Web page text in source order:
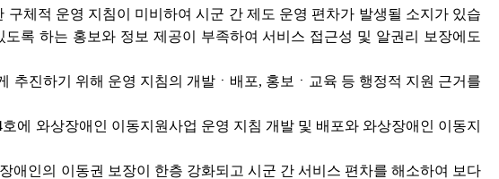
체적 운영 지침이 미비하여 시군 간 제도 운영 편차가 발생될 소지가 있습
록 하는 홍보와 정보 제공이 부족하여 서비스 접근성 및 알권리 보장에도
추진하기 위해 운영 지침의 개발ㆍ배포, 홍보ㆍ교육 등 행정적 지원 근거를
에 와상장애인 이동지원사업 운영 지침 개발 및 배포와 와상장애인 이동지
애인의 이동권 보장이 한층 강화되고 시군 간 서비스 편차를 해소하여 보다